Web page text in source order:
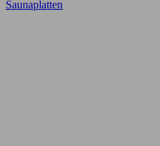
Saunaplatten